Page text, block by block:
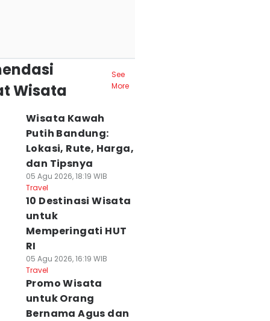
Wisata
See
More
Wisata Kawah
Putih Bandung:
Lokasi, Rute, Harga,
dan Tipsnya
05 Agu 2026, 18:19 WIB
Travel
10 Destinasi Wisata
untuk
Memperingati HUT
RI
05 Agu 2026, 16:19 WIB
Travel
Promo Wisata
untuk Orang
Bernama Agus dan